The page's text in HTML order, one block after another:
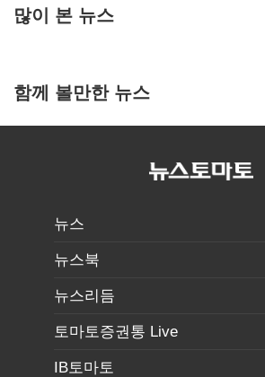
많이 본 뉴스
함께 볼만한 뉴스
뉴스
뉴스북
뉴스리듬
토마토증권통 Live
IB토마토